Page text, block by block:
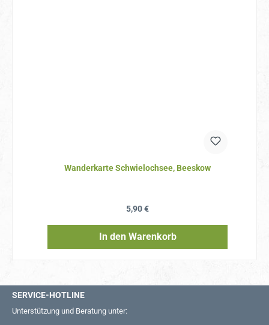
Wanderkarte Schwielochsee, Beeskow
Regulärer Preis:
5,90 €
In den Warenkorb
SERVICE-HOTLINE
Unterstützung und Beratung unter: